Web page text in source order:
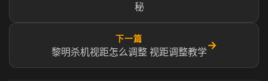
秘
下一篇
黎明杀机视距怎么调整 视距调整教学
→